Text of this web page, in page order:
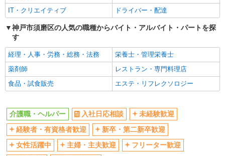
高収入・高額
ボーナス・賞与あり
昇給あり
完全週休2日制
フルタイム歓迎
駅直結・駅チカ
車通勤OK
バイク通勤OK
自転車通勤OK
残業少なめ（月20h未満）
交通費支給
退職金・財形貯蓄制度あり
各種手当（家族・役職・インセン
ティブなど）あり
制服貸与
研修制度あり
資格取得支援制度あり
IT・クリエイティブ ドライバー・配達
神戸市須磨区の人気の職種からバイト・アルバイト・パートを探
す
経理・人事・労務・総務・法務
栄養士・管理栄養士
薬剤師
レストラン・専門料理店
食品・試食販売
エステ・リフレクソロジー
介護職・ヘルパー 入社日応相談
未経験歓迎
経験者・有資格者歓迎
新卒・第二新卒歓迎
女性活躍中
主婦・主夫歓迎
フリーター歓迎